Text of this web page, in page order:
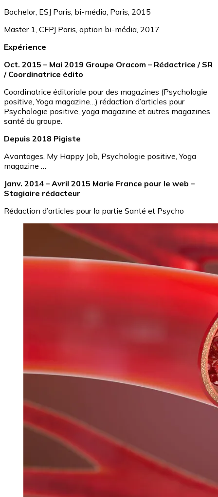
Bachelor, ESJ Paris, bi-média, Paris, 2015
Master 1, CFPJ Paris, option bi-média, 2017
Expérience
Oct. 2015 – Mai 2019 Groupe Oracom – Rédactrice / SR
/ Coordinatrice édito
Coordinatrice éditoriale pour des magazines (Psychologie
positive, Yoga magazine…) rédaction d’articles pour
Psychologie positive, yoga magazine et autres magazines
santé du groupe.
Depuis 2018 Pigiste
Avantages, My Happy Job, Psychologie positive, Yoga
magazine …
Janv. 2014 – Avril 2015 Marie France pour le web –
Stagiaire rédacteur
Rédaction d’articles pour la partie Santé et Psycho